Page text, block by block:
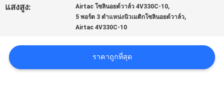
ขอ
COMPANY
แสงสูง: Airtac โซลินอยด์วาล์ว 4V330C-10,
5 พอร์ต 3 ตำแหน่งนิวเมติกโซลินอยด์วาล์ว,
Airtac 4V330C-10
ราคาถูกที่สุด